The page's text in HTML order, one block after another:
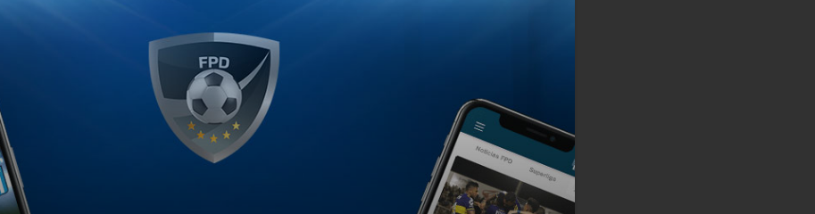
diez victorias, seis empates y tres
19 en contra
. En lo que va de este 2026,
equipo con más goles en la Liga
por Independiente Rivadavia, líder de